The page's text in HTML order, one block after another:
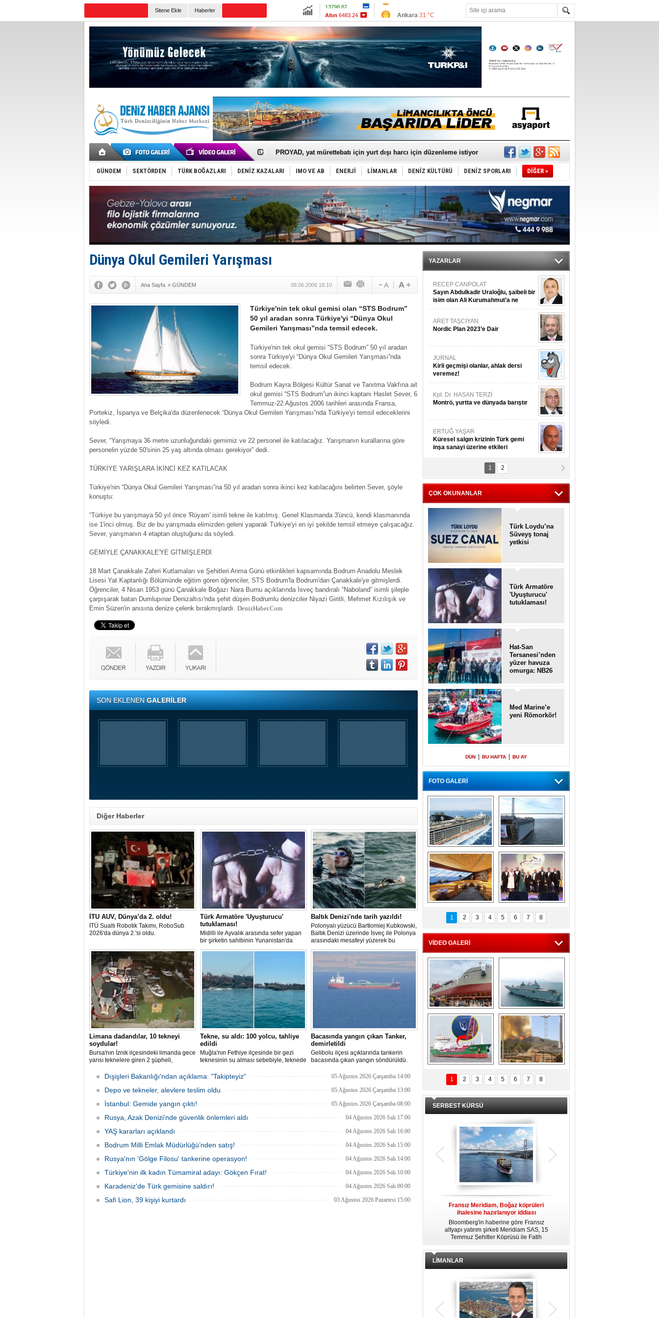
Sitene Ekle Haberler
Altın6483.24
Euro54.9408 Antalya28 °C
Muğla 26 °C
Çanakkale 34 °C
İTU AUV, Dünya’da 2. oldu!
PROYAD, yat mürettebatı için yurt dışı harcı için düzenleme istiyor
Türkiye-Irak enerji hattında yeni dönem başlıyor
Türk Armatöre 'Uyuşturucu' tutuklaması!
Deniz turizminde yeni ‘Ceza Rejimi’!
DÖDER, 28. Dönem Yönetim Kurulu Başkanını seçti!
Fairline, Türkiye’de ‘SoleMarin’i seçti
Baltık Denizi'nde tarih yazıldı!
Runit kubbesi okyanusun derinliklerinde halkı tehdit ediyor
Limana dadandılar, 10 tekneyi soydular!
Türk Loydu’na Süveyş tonaj yetkisi
Hüseyin Mengi: “Yapay Zekâ, Ustanın yerini alamaz”
Hat-San Tersanesi’nden yüzer havuza omurga: NB26
GÜNDEM SEKTÖRDEN TÜRK BOĞAZLARI DENİZ KAZALARI IMO VE AB ENERJİ LİMANLAR DENİZ KÜLTÜRÜ DENİZ SPORLARI DİĞER »
Dünya Okul Gemileri Yarışması
Ana Sayfa » GÜNDEM 08.06.2006 18:10
Türkiye'nin tek okul gemisi olan “STS Bodrum”
50 yıl aradan sonra Türkiye'yi “Dünya Okul
Gemileri Yarışması”nda temsil edecek.
Türkiye'nin tek okul gemisi “STS Bodrum” 50 yıl aradan
sonra Türkiye'yi “Dünya Okul Gemileri Yarışması”nda
temsil edecek.
Bodrum Kayra Bölgesi Kültür Sanat ve Tanıtma Vakfına ait
okul gemisi “STS Bodrum”un ikinci kaptanı Haslet Sever, 6
Temmuz-22 Ağustos 2006 tarihleri arasında Fransa,
Portekiz, İspanya ve Belçika'da düzenlenecek “Dünya Okul Gemileri Yarışması”nda Türkiye'yi temsil edeceklerini
söyledi.
Sever, “Yarışmaya 36 metre uzunluğundaki gemimiz ve 22 personel ile katılacağız. Yarışmanın kurallarına göre
personelin yüzde 50'sinin 25 yaş altında olması gerekiyor” dedi.
TÜRKİYE YARIŞLARA İKİNCİ KEZ KATILACAK
Türkiye'nin “Dünya Okul Gemileri Yarışması”na 50 yıl aradan sonra ikinci kez katılacağını belirten Sever, şöyle
konuştu:
“Türkiye bu yarışmaya 50 yıl önce 'Rüyam' isimli tekne ile katılmış. Genel Klasmanda 3'üncü, kendi klasmanında
ise 1'inci olmuş. Biz de bu yarışmada elimizden geleni yaparak Türkiye'yi en iyi şekilde temsil etmeye çalışacağız.
Sever, yarışmanın 4 etaptan oluştuğunu da söyledi.
GEMİYLE ÇANAKKALE'YE GİTMİŞLERDİ
18 Mart Çanakkale Zaferi Kutlamaları ve Şehitleri Anma Günü etkinlikleri kapsamında Bodrum Anadolu Meslek
Lisesi Yat Kaptanlığı Bölümünde eğitim gören öğrenciler, STS Bodrum'la Bodrum'dan Çanakkale'ye gitmişlerdi.
Öğrenciler, 4 Nisan 1953 günü Çanakkale Boğazı Nara Burnu açıklarında İsveç bandıralı “Naboland” isimli şileple
çarpışarak batan Dumlupınar Denizaltısı'nda şehit düşen Bodrumlu denizciler Niyazi Giritli, Mehmet Kızılışık ve
Emin Süzen'in anısına denize çelenk bırakmışlardı. DenizHaber.Com
SON EKLENENGALERİLER
Diğer Haberler
İTU AUV, Dünya’da 2. oldu!
İTÜ Sualtı Robotik Takımı, RoboSub
2026'da dünya 2.'si oldu.
Türk Armatöre 'Uyuşturucu'
tutuklaması!
Midilli ile Ayvalık arasında sefer yapan
bir şirketin sahibinin Yunanistan'da
tutuklandığı bildirildi.
Baltık Denizi'nde tarih yazıldı!
Polonyalı yüzücü Bartłomiej Kubkowski,
Baltık Denizi üzerinde İsveç ile Polonya
arasındaki mesafeyi yüzerek bu
başarının ilk örneği olarak tarihe geçti.
Limana dadandılar, 10 tekneyi
soydular!
Bursa'nın İznik ilçesindeki limanda gece
yarısı teknelere giren 2 şüpheli,
çaldı. Olay, güvenlik kameralarına
yansıdı, tekne sahiplerinin ihbarıyla
jandarma inceleme başlattı.
Tekne, su aldı: 100 yolcu, tahliye
edildi
Muğla'nın Fethiye ilçesinde bir gezi
teknesinin su alması sebebiyle, teknede
teknenin batmaması için bölgede
kurtarma çalışması başlatıldı.
Bacasında yangın çıkan Tanker,
demirletildi
Gelibolu ilçesi açıklarında tankerin
bacasında çıkan yangın söndürüldü.
Sahası'na demirletildi.
Dışişleri Bakanlığı'ndan açıklama: "Takipteyiz" 05 Ağustos 2026 Çarşamba 14:00
Depo ve tekneler, alevlere teslim oldu 05 Ağustos 2026 Çarşamba 13:00
İstanbul: Gemide yangın çıktı! 05 Ağustos 2026 Çarşamba 08:00
Rusya, Azak Denizi'nde güvenlik önlemleri aldı 04 Ağustos 2026 Salı 17:00
YAŞ kararları açıklandı 04 Ağustos 2026 Salı 16:00
Bodrum Milli Emlak Müdürlüğü’nden satış! 04 Ağustos 2026 Salı 15:00
Rusya'nın 'Gölge Filosu' tankerine operasyon! 04 Ağustos 2026 Salı 14:00
Türkiye'nin ilk kadın Tümamiral adayı: Gökçen Fırat! 04 Ağustos 2026 Salı 10:00
Karadeniz'de Türk gemisine saldırı! 04 Ağustos 2026 Salı 00:00
Safi Lion, 39 kişiyi kurtardı 03 Ağustos 2026 Pazartesi 15:00
YAZARLAR
RECEP CANPOLAT
Sayın Abdulkadir Uraloğlu, şaibeli bir
isim olan Ali Kurumahmut’a ne
danışıyorsunuz?
ARET TAŞCIYAN
Nordic Plan 2023’e Dair
JURNAL
Kirli geçmişi olanlar, ahlak dersi
veremez!
Kpt. Dr. HASAN TERZİ
Montrö, yurtta ve dünyada barıştır
ERTUĞ YAŞAR
Küresel salgın krizinin Türk gemi
inşa sanayi üzerine etkileri
Kpt. MESUT AZMİ GÖKSOY
ithafen...
1 2
ÇOK OKUNANLAR
Türk Loydu’na
Süveyş tonaj
yetkisi
Türk Armatöre
'Uyuşturucu'
tutuklaması!
Hat-San
Tersanesi’nden
yüzer havuza
omurga: NB26
Med Marine’e
yeni Römorkör!
DÜN BU HAFTA BU AY
FOTO GALERİ
“Gemi içinde gemi”
konsepti ile MSC
Splendida
Dünyada tek!
Denizaltı yüzer
havuzu intikal
seyrine başladı
MSC'den 55 milyon
euroluk turizm geliri
müjdesi
5. Bosphorus Ship
Brokers Dinner,
İstanbul’da yapıldı
1 2 3 4 5 6 7 8
VİDEO GALERİ
Çeksan Tersanesi,
Başaran Bayrak
tankerini suya
indirdi
TCG Anadolu,
tersane teknik
seyrini tamamladı
Göçmenlerin
imdadına Türk
sahipli MINA DENIZ
yetişti
Milas’taki yangın
yeniden termik
santrallere doğru
ilerliyor
1 2 3 4 5 6 7 8
SERBEST KÜRSÜ
Fransız Meridiam, Boğaz köprüleri
ihalesine hazırlanıyor iddiası
Bloomberg'in haberine göre Fransız
altyapı yatırım şirketi Meridiam SAS, 15
Temmuz Şehitler Köprüsü ile Fatih
Sultan Mehmet Köprüsü'nün
özelleştirilmesine yönelik ihaleyle
zamanda kendi yat limanı, helikopter
pisti ve seçkin villaları da içeren koca
LİMANLAR